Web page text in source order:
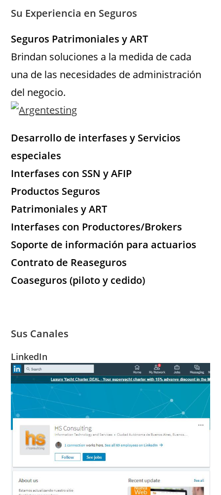
Su Experiencia en Seguros
Seguros Patrimoniales y ART
Brindan soluciones a la medida de cada
una de las necesidades de administración
del negocio.
Desarrollo de interfases y Servicios
especiales
Interfases con SSN y AFIP
Productos Seguros
Patrimoniales y ART
Interfases con Productores/Brokers
Soporte de información para actuarios
Contrato de Reaseguros
Coaseguros (piloto y cedido)
Sus Canales
LinkedIn